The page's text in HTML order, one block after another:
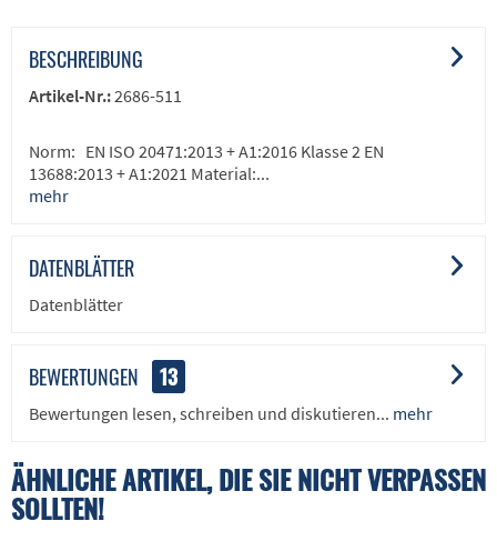
BESCHREIBUNG
Artikel-Nr.:2686-511
Norm: EN ISO 20471:2013 + A1:2016 Klasse 2 EN
13688:2013 + A1:2021 Material:...
mehr
DATENBLÄTTER
Datenblätter
BEWERTUNGEN 13
Bewertungen lesen, schreiben und diskutieren... mehr
ÄHNLICHE ARTIKEL, DIE SIE NICHT VERPASSEN
SOLLTEN!